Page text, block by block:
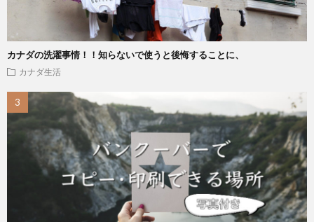
カナダの洗濯事情！！知らないで使うと後悔することに、
カナダ生活